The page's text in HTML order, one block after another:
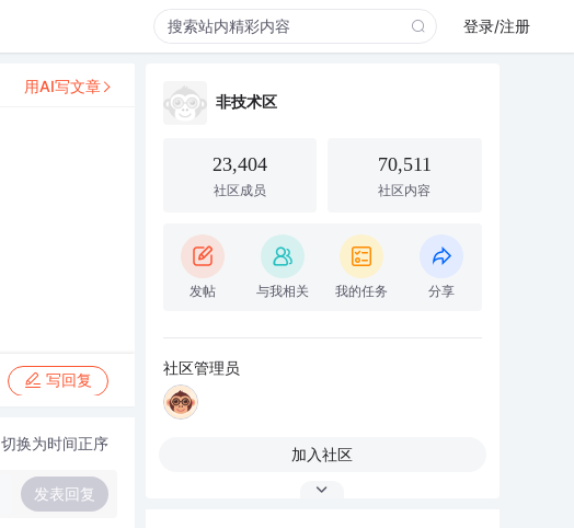
登录/注册
写回复
用AI写文章
切换为时间正序
发表回复
非技术区
23,404
社区成员
70,511
社区内容
发帖 与我相关 我的任务 分享
社区管理员
加入社区